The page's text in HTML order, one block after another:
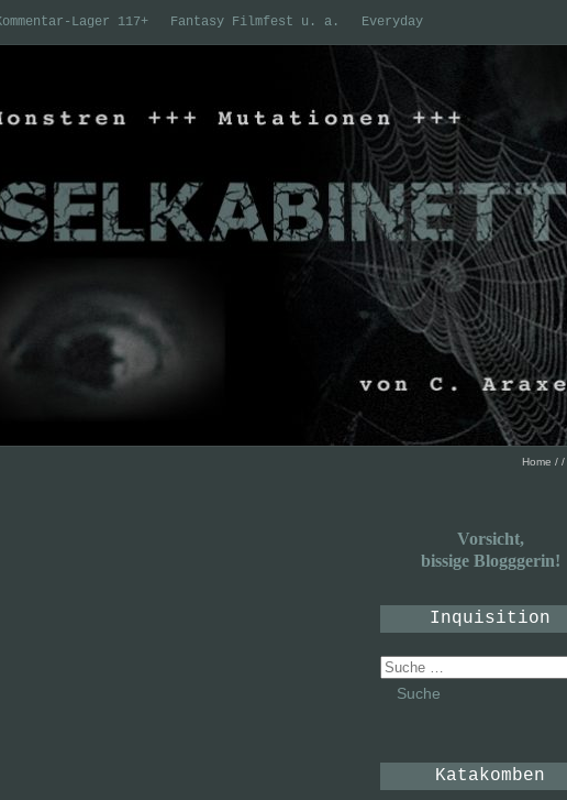
Lager 117+ Fantasy Filmfest u. a. Everyday
Home / /
Vorsicht,
bissige Blogggerin!
Inquisition
Suche
nach:
Katakomben